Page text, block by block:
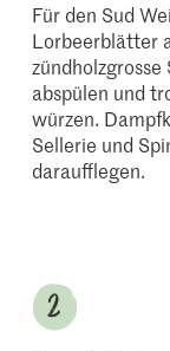
Für den Sud
Lorbeerblätter
abspülen und
würzen.
Sellerie und
daraufflegen.